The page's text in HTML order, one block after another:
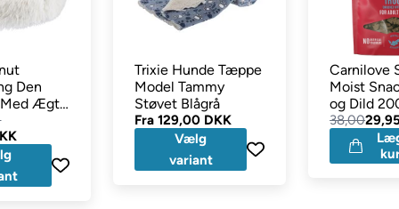
Den
Med Ægte
Hvid
Trixie Hunde Tæppe
Model Tammy
Støvet Blågrå
Fra129,00 DKK
Vælg
variant
Carnilove
Moist
og Dild
38,00